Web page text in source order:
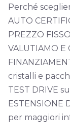
Perché
AUTO
PREZZO
VALUTIAMO E
cristalli e
TEST DRIVE
ESTENSIONE
per maggiori